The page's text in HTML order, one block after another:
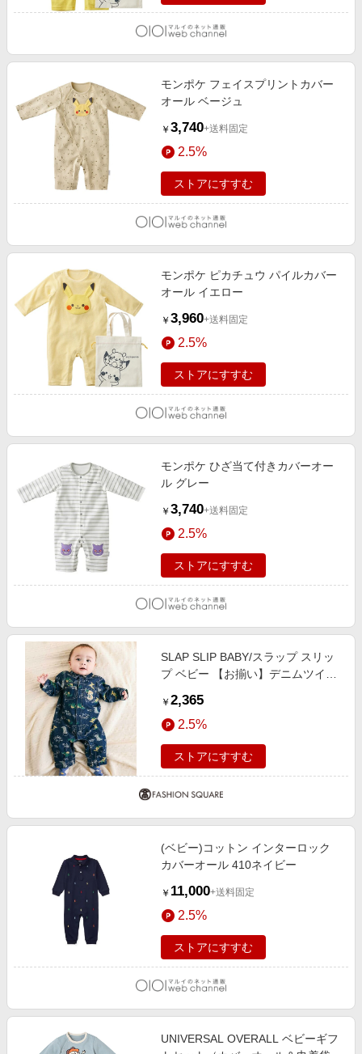
モンポケ フェイスプリントカバー
オール ベージュ
￥ 3,740+送料固定
2.5%
ストアにすすむ
モンポケ ピカチュウ パイルカバー
オール イエロー
￥ 3,960+送料固定
2.5%
ストアにすすむ
モンポケ ひざ当て付きカバーオー
ル グレー
￥ 3,740+送料固定
2.5%
ストアにすすむ
SLAP SLIP BABY/スラップ スリッ
プ ベビー 【お揃い】デニムツイル
ビー(70~80cm) ネイビー系 ﾜﾝｻｲｽﾞ
(70-80cm)
￥ 2,365
2.5%
ストアにすすむ
(ベビー)コットン インターロック
カバーオール 410ネイビー
￥ 11,000+送料固定
2.5%
ストアにすすむ
UNIVERSAL OVERALL ベビーギフ